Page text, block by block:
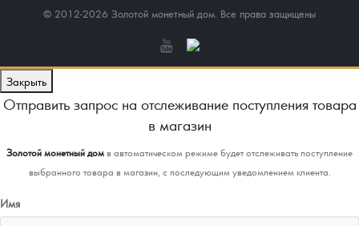
© 2012-2026 Золотой монетный дом. Все права защищены
Закрыть
Отправить запрос на отслеживание поступления товара
в магазин
Золотой монетный домв автоматическом режиме будет отслеживать поступление
выбранного товара в магазин, с последующим уведомлением клиента.
Имя